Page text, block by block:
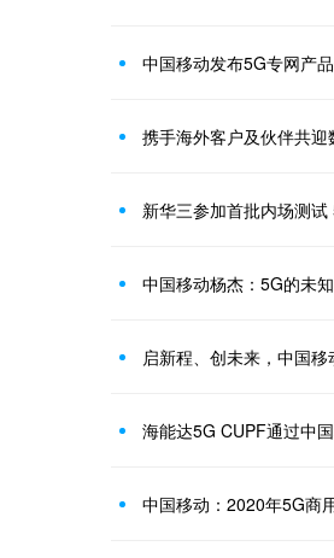
中国移动发布5G专网产
携手海外客户及伙伴共
新华三参加首批内场测
中国移动杨杰：5G的未
启新程、创未来，中国
海能达5G CUPF通过中
中国移动：2020年5G商